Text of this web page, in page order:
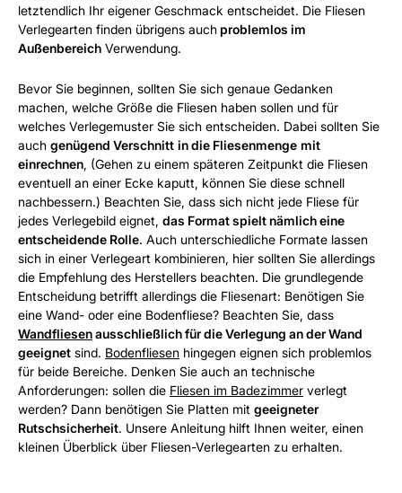
letztendlich Ihr eigener Geschmack entscheidet. Die Fliesen
Verlegearten finden übrigens auchproblemlos im
Außenbereich Verwendung.
Bevor Sie beginnen, sollten Sie sich genaue Gedanken
machen, welche Größe die Fliesen haben sollen und für
welches Verlegemuster Sie sich entscheiden. Dabei sollten Sie
auch genügend Verschnitt in die Fliesenmenge mit
einrechnen, (Gehen zu einem späteren Zeitpunkt die Fliesen
eventuell an einer Ecke kaputt, können Sie diese schnell
nachbessern.) Beachten Sie, dass sich nicht jede Fliese für
jedes Verlegebild eignet, das Format spielt nämlich eine
entscheidende Rolle. Auch unterschiedliche Formate lassen
sich in einer Verlegeart kombinieren, hier sollten Sie allerdings
die Empfehlung des Herstellers beachten. Die grundlegende
Entscheidung betrifft allerdings die Fliesenart: Benötigen Sie
eine Wand- oder eine Bodenfliese? Beachten Sie, dass
Wandfliesenausschließlich für die Verlegung an der Wand
geeignet sind. Bodenfliesen hingegen eignen sich problemlos
für beide Bereiche. Denken Sie auch an technische
Anforderungen: sollen die Fliesen im Badezimmer verlegt
werden? Dann benötigen Sie Platten mit geeigneter
Rutschsicherheit. Unsere Anleitung hilft Ihnen weiter, einen
kleinen Überblick über Fliesen-Verlegearten zu erhalten.